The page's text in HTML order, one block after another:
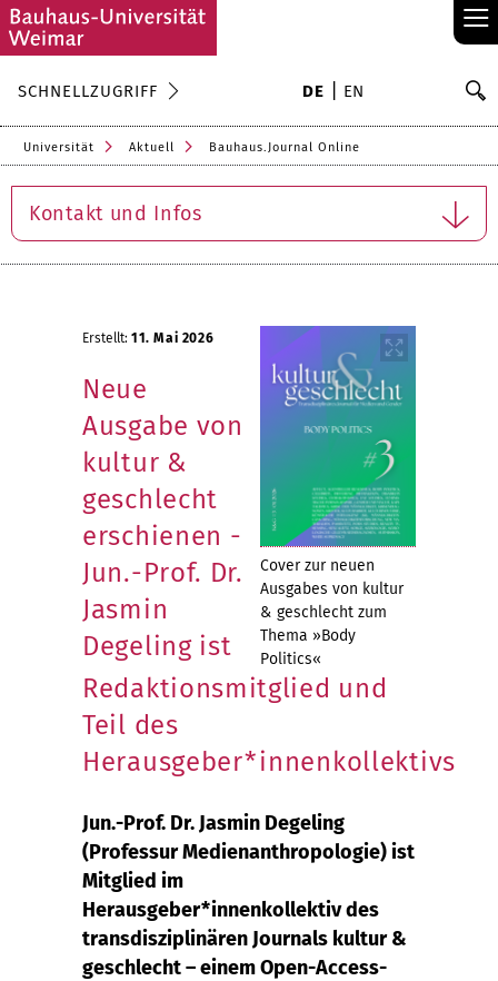
≡
SCHNELLZUGRIFF DE EN
Universität Aktuell Bauhaus.Journal Online
Kontakt und Infos
Cover zur neuen
Ausgabes von kultur
& geschlecht zum
Thema »Body
Politics«
Erstellt: 11. Mai 2026
Neue
Ausgabe von
kultur &
geschlecht
erschienen -
Jun.-Prof. Dr.
Jasmin
Degeling ist
Redaktionsmitglied und
Teil des
Herausgeber*innenkollektivs
Jun.-Prof. Dr. Jasmin Degeling
(Professur Medienanthropologie) ist
Mitglied im
Herausgeber*innenkollektiv des
transdisziplinären Journals kultur &
geschlecht – einem Open-Access-